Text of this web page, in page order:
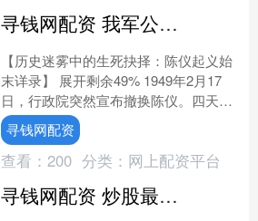
寻钱网配资 我军公布蒋军战犯名单，陈仪一看没自己：糟了！这名单害了我
【历史迷雾中的生死抉择：陈仪起义始
末详录】 展开剩余49% 1949年2月17
日，行政院突然宣布撤换陈仪。四天
后，当陈仪回到上海私宅时，毛森率特
务破门而入。19....
寻钱网配资
查看： 200 分类： 网上配资平台
寻钱网配资 炒股最笨的方法反而最安全、最赚钱！我这“土办法”，好用好记！